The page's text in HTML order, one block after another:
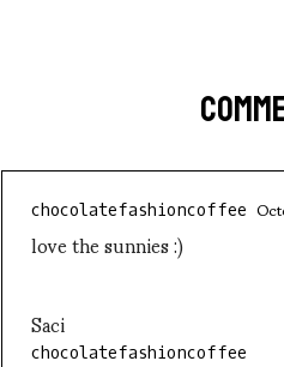
chocolatefashioncoffee
love the sunnies :)
Saci
chocolatefashioncoffee